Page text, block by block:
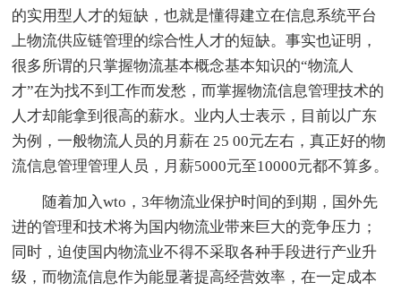
的实用型人才的短缺，也就是懂得建立在信息系统平台
上物流供应链管理的综合性人才的短缺。事实也证明，
很多所谓的只掌握物流基本概念基本知识的“物流人
才”在为找不到工作而发愁，而掌握物流信息管理技术的
人才却能拿到很高的薪水。业内人士表示，目前以广东
为例，一般物流人员的月薪在 25 00元左右，真正好的物
流信息管理管理人员，月薪5000元至10000元都不算多。
随着加入wto，3年物流业保护时间的到期，国外先
进的管理和技术将为国内物流业带来巨大的竞争压力；
同时，迫使国内物流业不得不采取各种手段进行产业升
级，而物流信息作为能显著提高经营效率，在一定成本